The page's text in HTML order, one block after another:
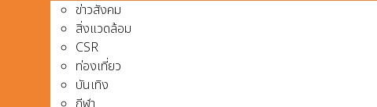
ข่าวสังคม
สิ่งแวดล้อม
CSR
ท่องเที่ยว
บันเทิง